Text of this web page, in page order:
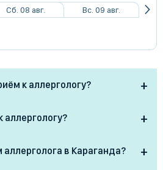
Сб. 08 авг. Вс. 09 авг.
к аллергологу?
под ваши запросы: время
к выбранному врачу-
аллергологу?
проводит осмотр слизистых
в Караганда?